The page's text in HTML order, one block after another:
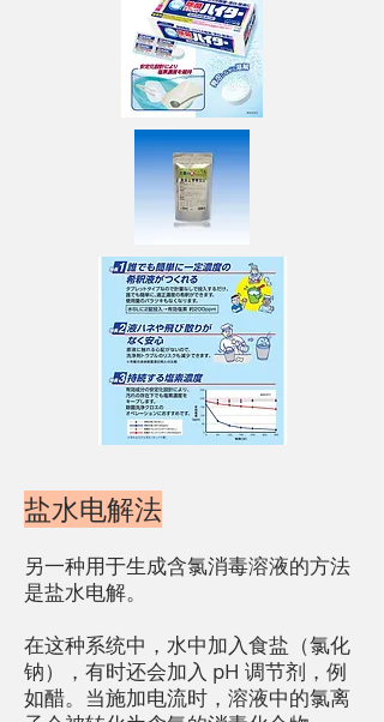
盐水电解法
另一种用于生成含氯消毒溶液的方法
是盐水电解。
在这种系统中，水中加入食盐（氯化
钠），有时还会加入 pH 调节剂，例
如醋。当施加电流时，溶液中的氯离